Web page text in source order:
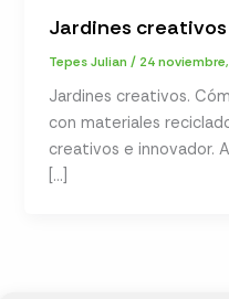
Jardines
Tepes Julian/ 24
Jardines creativos.
con materiales
creativos e innovador.
[…]